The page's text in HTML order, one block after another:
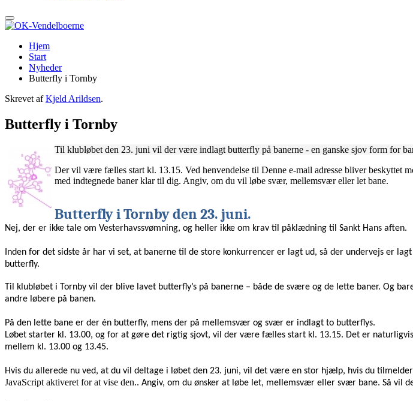
Hjem
Start
Nyheder
Butterfly i Tornby
Skrevet afKjeld Arildsen.
Butterfly i Tornby
Til klubløbet den 23. juni vil der være indlagt butterfly på banerne - en ganske sjov form for
Der vil være fælles start kl. 13.15. Ved henvendelse til Denne e-mail adresse bliver beskyttet
med indtegnede baner klar til dig. Angiv, om du vil løbe svær, mellemsvær eller let bane.
Butterfly i Tornby den 23. juni.
Nej, der er ikke tale om Vesterhavssvømning, og heller ikke om krav til påklædning til Sankt Hans aften.
Inden for det sidste år har vi set, at banerne til de store konkurrencer er lagt ud, så der undervejs er
butterfly.
Til klubløbet i Tornby vil der blive lavet butterfly’s på banerne – både de svære og de lette baner.
andre løbere på banen.
På den lette bane er der én butterfly, mens der på mellemsvær og svær er indlagt to butterflys.
Løbet starter kl. 13.00, og for at gøre det rigtig sjovt, vil der være fælles start kl. 13.15. Det er
mellem kl. 13.00 og 13.45.
Hvis du allerede nu ved, at du vil deltage i løbet den 23. juni, vil det være en stor hjælp, hvis du
JavaScript aktiveret for at vise den.. Angiv, om du ønsker at løbe let, mellemsvær eller svær bane. Så vil